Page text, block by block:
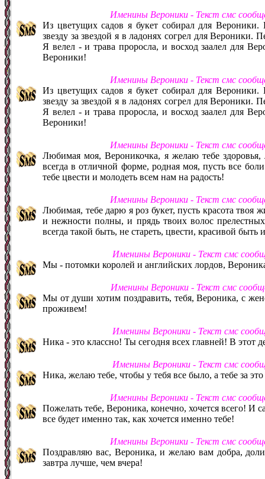
Именины Вероники - Текст смс
Из цветущих садов я букет собирал для
звезду за звездой я в ладонях согрел для
Я велел - и трава проросла, и восход заалел для
Вероники!
Именины Вероники - Текст смс
Из цветущих садов я букет собирал для
звезду за звездой я в ладонях согрел для
Я велел - и трава проросла, и восход заалел для
Вероники!
Именины Вероники - Текст смс
Любимая моя, Вероникочка, я желаю тебе
всегда в отличной форме, родная моя, пусть все
тебе цвести и молодеть всем нам на радость!
Именины Вероники - Текст смс
Любимая, тебе дарю я роз букет, пусть красота твоя
и нежности полны, и прядь твоих волос
всегда такой быть, не стареть, цвести, красивой
Именины Вероники - Текст смс
Мы - потомки королей и английских лордов,
Именины Вероники - Текст смс
Мы от души хотим поздравить, тебя, Вероника, с
проживем!
Именины Вероники - Текст смс
Ника - это классно! Ты сегодня всех главней! В этот
Именины Вероники - Текст смс
Ника, желаю тебе, чтобы у тебя все было, а тебе за
Именины Вероники - Текст смс
Пожелать тебе, Вероника, конечно, хочется всего! И
все будет именно так, как хочется именно тебе!
Именины Вероники - Текст смс
Поздравляю вас, Вероника, и желаю вам добра,
завтра лучше, чем вчера!